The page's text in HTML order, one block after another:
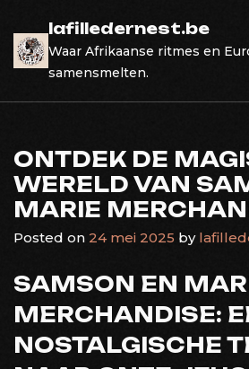
content
lafilledernest.be
Waar Afrikaanse ritmes en
samensmelten.
ONTDEK DE
WERELD VAN
MARIE
Posted on 24 mei 2025 by
SAMSON EN
MERCHANDISE:
NOSTALGISCHE